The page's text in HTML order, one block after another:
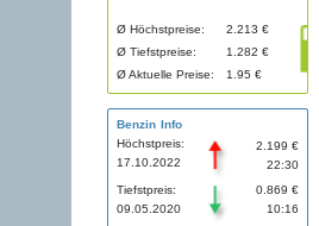
Ø Höchstpreise:
Ø Tiefstpreise:
Ø Aktuelle Preise:
2.213 €
1.282 €
1.95 €
Benzin Info
Höchstpreis:
17.10.2022
2.199 €
22:30
Tiefstpreis:
09.05.2020
0.869 €
10:16